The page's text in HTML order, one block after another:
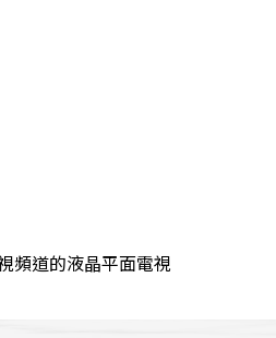
頻道的液晶平面電視